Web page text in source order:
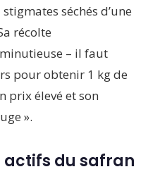
séchés d’une
récolte
– il faut
pour obtenir 1 kg de
prix élevé et son
».
actifs du safran